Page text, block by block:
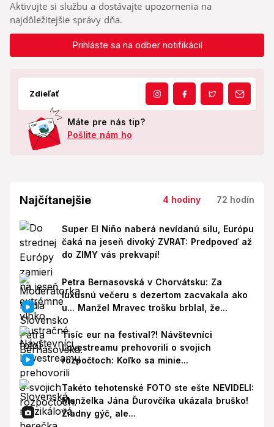
Aktivujte si službu a dostávajte upozornenia na
najdôležitejšie správy dňa.
Prihláste sa na odber notifikácií
Zdieľať
Máte pre nás tip?
Pošlite nám ho
Najčítanejšie 4 hodiny 72 hodín
Super El Niño naberá nevídanú silu, Európu
čaká na jeseň divoký ZVRAT: Predpoveď až
do ZIMY vás prekvapí!
Petra Bernasovská v Chorvátsku: Za
luxusnú večeru s dezertom zacvakala ako
u... Manžel Mravec trošku brblal, že...
Tisíc eur na festival?! Návštevníci
Lovestreamu prehovorili o svojich
rozpočtoch: Koľko sa minie...
Takéto tehotenské FOTO ste ešte NEVIDELI:
Manželka Jána Ďurovčíka ukázala bruško!
Žiadny gýč, ale...